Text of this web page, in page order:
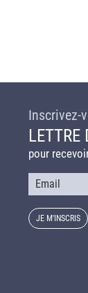
Inscrivez-
LETTRE
pour
Courriel